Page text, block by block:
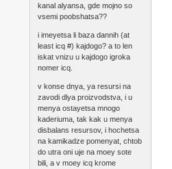
kanal alyansa, gde mojno so
vsemi poobshatsa??
i imeyetsa li baza dannih (at
least icq #) kajdogo? a to len
iskat vnizu u kajdogo igroka
nomer icq.
v konse dnya, ya resursi na
zavodi dlya proizvodstva, i u
menya ostayetsa mnogo
kaderiuma, tak kak u menya
disbalans resursov, i hochetsa
na kamikadze pomenyat, chtob
do utra oni uje na moey sote
bili, a v moey icq krome